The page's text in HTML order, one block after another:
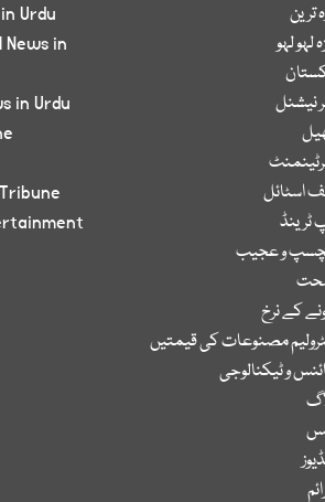
ترین
لہو لہو
نیشنل
اسٹائل
ٹرینڈ
و عجیب
کے نرخ
مصنوعات کی قیمتیں
و ٹیکنالوجی
Urdu
in
in Urdu